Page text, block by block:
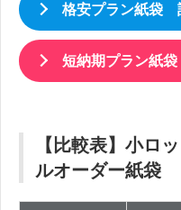
格安プラン紙袋
短納期プラン紙
【比較表】小ロ
ルオーダー紙袋